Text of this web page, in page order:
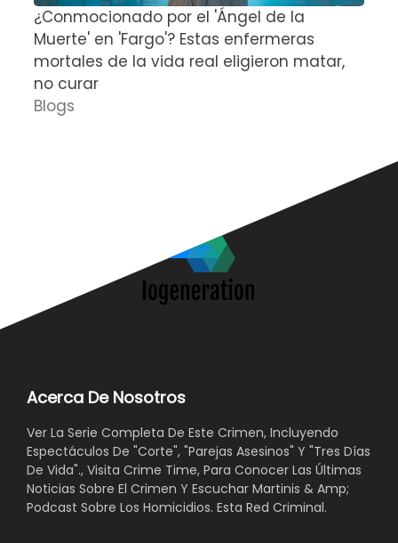
¿Conmocionado por el 'Ángel de la
Muerte' en 'Fargo'? Estas enfermeras
mortales de la vida real eligieron matar,
no curar
Blogs
Acerca De Nosotros
Ver La Serie Completa De Este Crimen, Incluyendo
Espectáculos De "Corte", "Parejas Asesinos" Y "Tres Días
De Vida"., Visita Crime Time, Para Conocer Las Últimas
Noticias Sobre El Crimen Y Escuchar Martinis & Amp;
Podcast Sobre Los Homicidios. Esta Red Criminal.